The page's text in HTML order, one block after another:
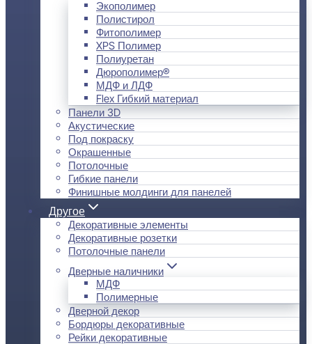
Экополимер
Полистирол
Фитополимер
XPS Полимер
Полиуретан
Дюрополимер®
МДФ и ЛДФ
Flex Гибкий материал
Панели 3D
Акустические
Под покраску
Окрашенные
Потолочные
Гибкие панели
Финишные молдинги для панелей
Другое
Декоративные элементы
Декоративные розетки
Потолочные панели
Дверные наличники
МДФ
Полимерные
Дверной декор
Бордюры декоративные
Рейки декоративные